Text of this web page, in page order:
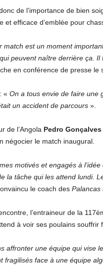
de l’importance de bien
et efficace d’emblée pour
match est un moment
peuvent naître derrière ça. Il
en conférence de presse le
« On a tous envie de faire une
un accident de parcours ».
de l’Angola Pedro Gonçalves
négocier le match inaugural.
motivés et engagés à
la tâche qui les attend lundi.
le coach des Palancas
l’entraineur de la
à voir ses poulains souffrir
affronter une équipe qui vise
fragilisés face à une équipe